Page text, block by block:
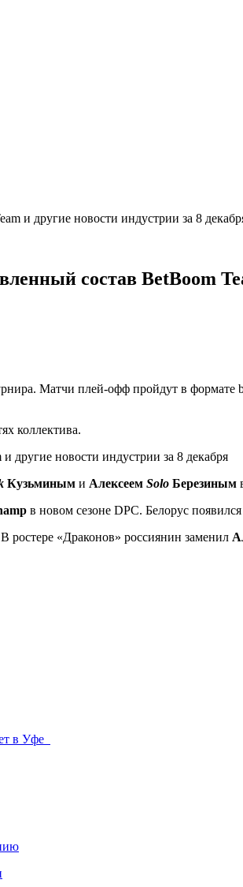
и другие новости индустрии за 8
состав BetBoom
Матчи плей-офф пройдут в формате
коллектива.
Кузьминым и Алексеем Solo Березиным
в новом сезоне DPC. Белорус
ростере «Драконов» россиянин заменил
в Уфе